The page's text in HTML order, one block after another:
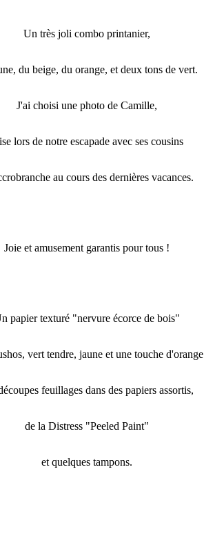
Un très joli combo printanier,
du beige, du orange, et deux tons de vert.
J'ai choisi une photo de Camille,
lors de notre escapade avec ses cousins
au cours des dernières vacances.
Joie et amusement garantis pour tous !
papier texturé "nervure écorce de bois"
vert tendre, jaune et une touche d'orange
feuillages dans des papiers assortis,
de la Distress "Peeled Paint"
et quelques tampons.